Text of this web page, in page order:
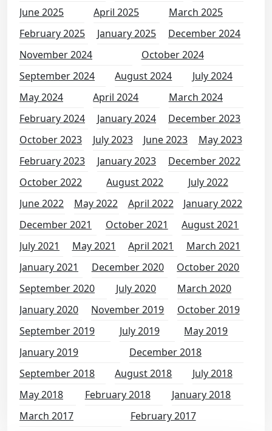
June 2025
April 2025
March 2025
February 2025
January 2025
December 2024
November 2024
October 2024
September 2024
August 2024
July 2024
May 2024
April 2024
March 2024
February 2024
January 2024
December 2023
October 2023
July 2023 June 2023
May 2023
February 2023
January 2023
December 2022
October 2022
August 2022
July 2022
June 2022
May 2022 April 2022
January 2022
December 2021
October 2021
August 2021
July 2021
May 2021 April 2021
March 2021
January 2021
December 2020
October 2020
September 2020
July 2020
March 2020
January 2020
November 2019
October 2019
September 2019
July 2019
May 2019
January 2019
December 2018
September 2018
August 2018
July 2018
May 2018
February 2018
January 2018
March 2017
February 2017